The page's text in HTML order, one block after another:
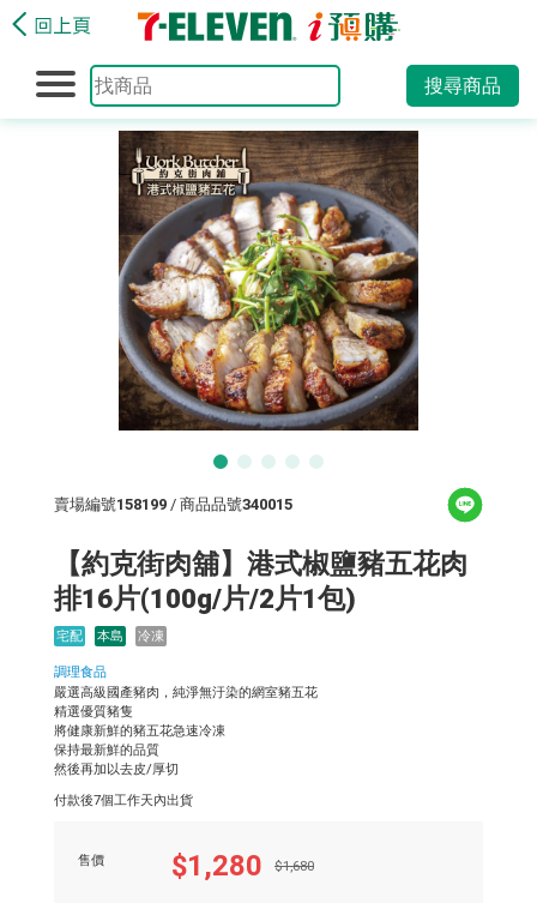
搜尋商品
賣場編號158199 / 商品品號340015
【約克街肉舖】港式椒鹽豬五花肉
排16片(100g/片/2片1包)
宅配 本島 冷凍
調理食品
嚴選高級國產豬肉，純淨無汙染的網室豬五花
精選優質豬隻
將健康新鮮的豬五花急速冷凍
保持最新鮮的品質
然後再加以去皮/厚切
付款後7個工作天內出貨
售價 $1,280 $1,680